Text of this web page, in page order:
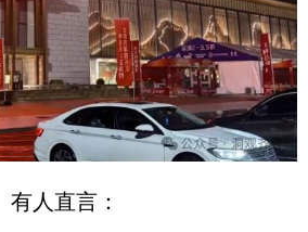
有人直言：